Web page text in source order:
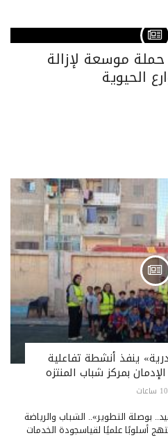
موسعة لإزالة
الحيوية
ينفذ أنشطة تفاعلية
بمركز شباب المنتزه
بوصلة التطوير».. الشباب والرياضة
أسلوبًا علميًا لقياسجودة الخدمات